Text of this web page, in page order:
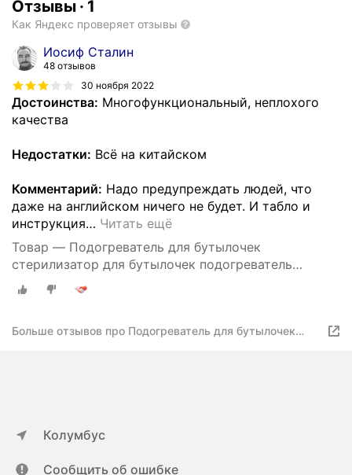
Отзывы · 1
Как Яндекс проверяет отзывы
Иосиф Сталин
48 отзывов
30 ноября 2022
Достоинства: Многофункциональный, неплохого
качества
Недостатки: Всё на китайском
Комментарий: Надо предупреждать людей, что
даже на английском ничего не будет. И табло и
инструкция… Читать ещё
Товар — Подогреватель для бутылочек
стерилизатор для бутылочек подогреватель
детских бутылочек для новорожденных
Больше отзывов про Подогреватель для бутылочек
Колумбус
Сообщить об ошибке